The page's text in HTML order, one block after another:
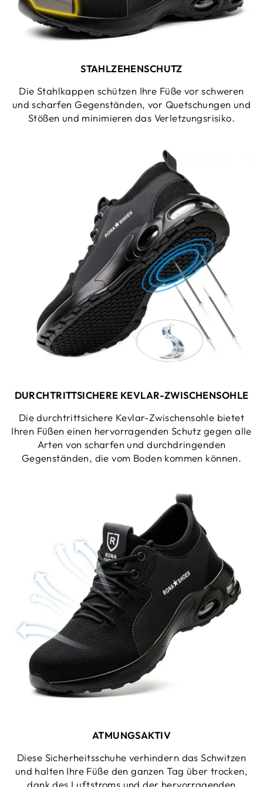
STAHLZEHENSCHUTZ
Die Stahlkappen schützen Ihre Füße vor schweren
und scharfen Gegenständen, vor Quetschungen und
Stößen und minimieren das Verletzungsrisiko.
DURCHTRITTSICHERE KEVLAR-ZWISCHENSOHLE
Die durchtrittsichere Kevlar-Zwischensohle bietet
Ihren Füßen einen hervorragenden Schutz gegen alle
Arten von scharfen und durchdringenden
Gegenständen, die vom Boden kommen können.
ATMUNGSAKTIV
Diese Sicherheitsschuhe verhindern das Schwitzen
und halten Ihre Füße den ganzen Tag über trocken,
dank des Luftstroms und der hervorragenden